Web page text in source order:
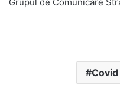
Grupul de Comunicare
Covid